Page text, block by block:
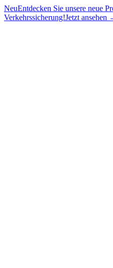
NeuEntdecken Sie unsere neue
Verkehrssicherung!Jetzt ansehen